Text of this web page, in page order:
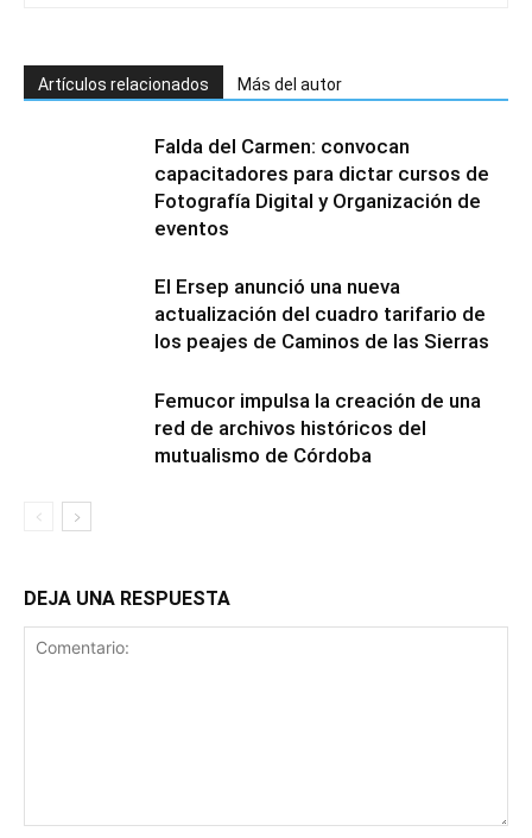
Artículos relacionados Más del autor
Falda del Carmen: convocan
capacitadores para dictar cursos de
Fotografía Digital y Organización de
eventos
El Ersep anunció una nueva
actualización del cuadro tarifario de
los peajes de Caminos de las Sierras
Femucor impulsa la creación de una
red de archivos históricos del
mutualismo de Córdoba
DEJA UNA RESPUESTA